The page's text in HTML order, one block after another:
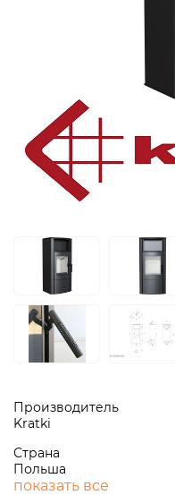
Производитель
Kratki
Страна
Польша
показать все